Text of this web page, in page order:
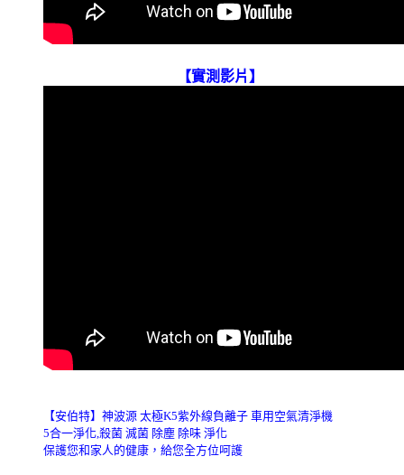
【實測影片】
【安伯特】神波源 太極K5紫外線負離子 車用空氣清淨機
5合一淨化,殺菌 滅菌 除塵 除味 淨化
保護您和家人的健康，給您全方位呵護